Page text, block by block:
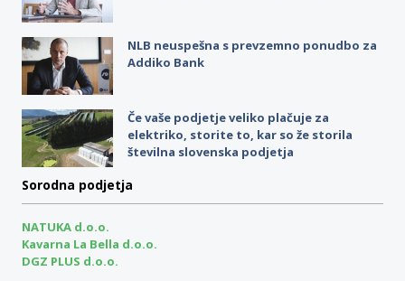
NLB neuspešna s prevzemno ponudbo za
Addiko Bank
Če vaše podjetje veliko plačuje za
elektriko, storite to, kar so že storila
številna slovenska podjetja
Sorodna podjetja
NATUKA d.o.o.
Kavarna La Bella d.o.o.
DGZ PLUS d.o.o.